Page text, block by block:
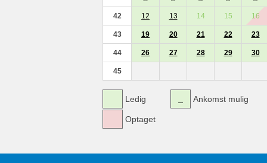
42 12 13 14 15 16
43 19 20 21 22 23
44 26 27 28 29 30
45
Ledig
Optaget
Ankomst mulig